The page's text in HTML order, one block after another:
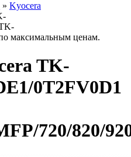
» Kyocera
максимальным ценам.
TK-
0T2FV0D1
720/820/